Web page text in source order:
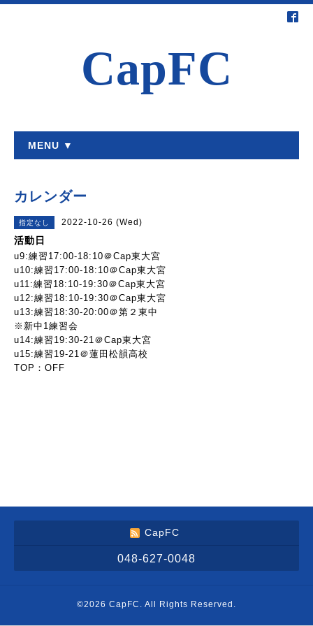
CapFC
MENU ▼
カレンダー
指定なし 2022-10-26 (Wed)
活動日
u9:練習17:00-18:10＠Cap東大宮
u10:練習17:00-18:10＠Cap東大宮
u11:練習18:10-19:30＠Cap東大宮
u12:練習18:10-19:30＠Cap東大宮
u13:練習18:30-20:00＠第２東中
※新中1練習会
u14:練習19:30-21＠Cap東大宮
u15:練習19-21＠蓮田松韻高校
TOP：OFF
CapFC
048-627-0048
©2026 CapFC . All Rights Reserved.